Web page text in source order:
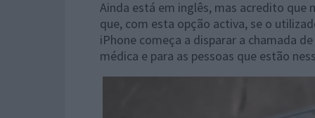
Ainda está em inglês, mas acredito que
que, com esta opção activa, se o
iPhone começa a disparar a chamada
médica e para as pessoas que estão